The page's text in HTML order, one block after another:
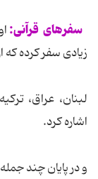
سفرهای قرآنی:
زیادی سفر كرده
لبنان، عراق،
اشاره كرد.
و در پایان چند